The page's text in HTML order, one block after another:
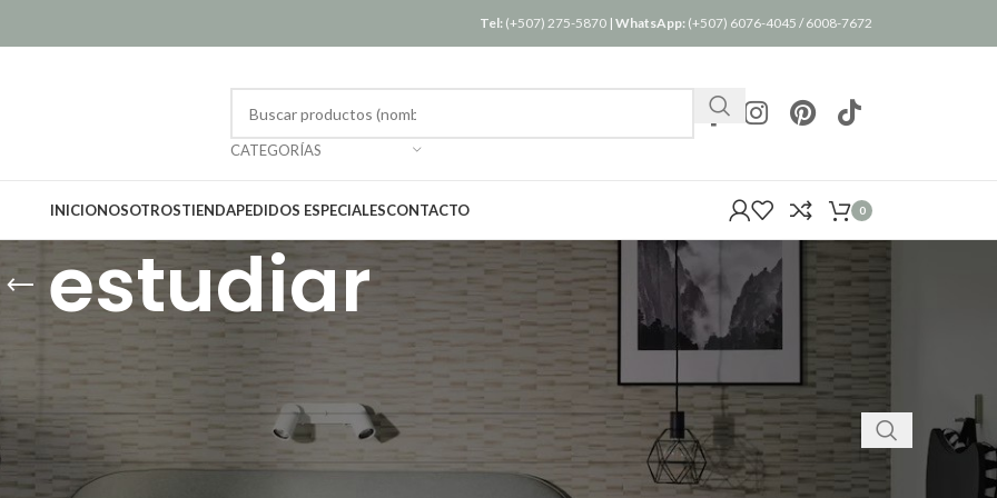
Tel: (+507) 275-5870 | WhatsApp: (+507) 6076-4045 /6008-7672
CATEGORÍAS
INICIONOSOTROSTIENDAPEDIDOS ESPECIALESCONTACTO 0
estudiar